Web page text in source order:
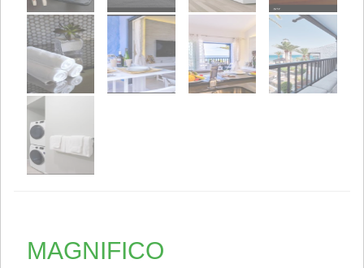
MAGNIFICO